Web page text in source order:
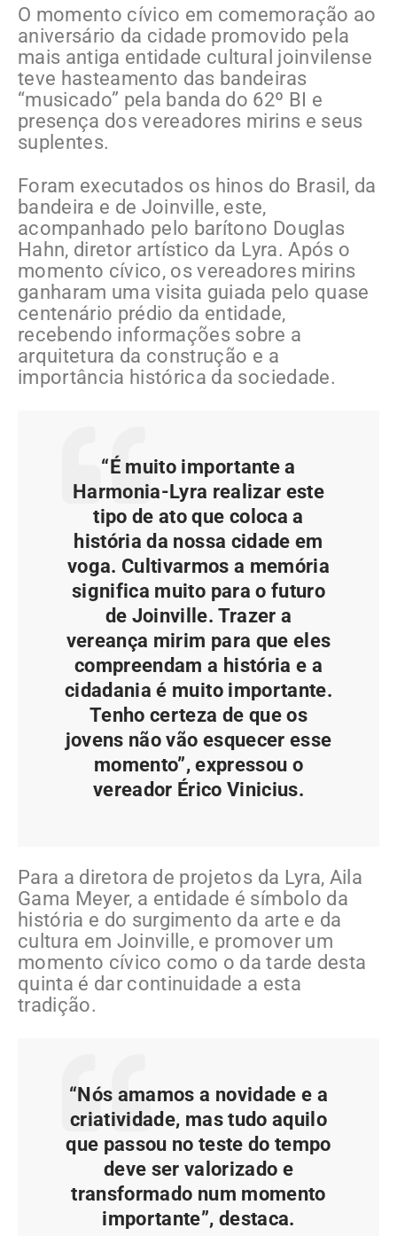
O momento cívico em comemoração ao
aniversário da cidade promovido pela
mais antiga entidade cultural joinvilense
teve hasteamento das bandeiras
“musicado” pela banda do 62º BI e
presença dos vereadores mirins e seus
suplentes.
Foram executados os hinos do Brasil, da
bandeira e de Joinville, este,
acompanhado pelo barítono Douglas
Hahn, diretor artístico da Lyra. Após o
momento cívico, os vereadores mirins
ganharam uma visita guiada pelo quase
centenário prédio da entidade,
recebendo informações sobre a
arquitetura da construção e a
importância histórica da sociedade.
“É muito importante a
Harmonia-Lyra realizar este
tipo de ato que coloca a
história da nossa cidade em
voga. Cultivarmos a memória
significa muito para o futuro
de Joinville. Trazer a
vereança mirim para que eles
compreendam a história e a
cidadania é muito importante.
Tenho certeza de que os
jovens não vão esquecer esse
momento”, expressou o
vereador Érico Vinicius.
Para a diretora de projetos da Lyra, Aila
Gama Meyer, a entidade é símbolo da
história e do surgimento da arte e da
cultura em Joinville, e promover um
momento cívico como o da tarde desta
quinta é dar continuidade a esta
tradição.
“Nós amamos a novidade e a
criatividade, mas tudo aquilo
que passou no teste do tempo
deve ser valorizado e
transformado num momento
importante”, destaca.